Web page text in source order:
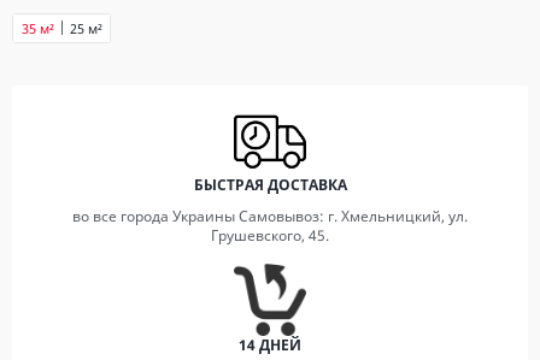
25 м²
35 м²
БЫСТРАЯ ДОСТАВКА
во все города Украины Самовывоз: г. Хмельницкий, ул.
Грушевского, 45.
14 ДНЕЙ